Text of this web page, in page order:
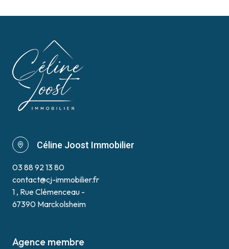
Céline Joost Immobilier
03 88 92 13 80
contact@cj-immobilier.fr
1 , Rue Clémenceau -
67390 Marckolsheim
Agence membre